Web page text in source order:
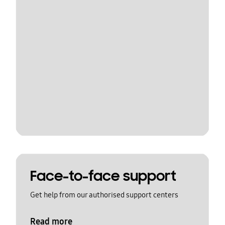
Face-to-face support
Get help from our authorised support centers
Read more